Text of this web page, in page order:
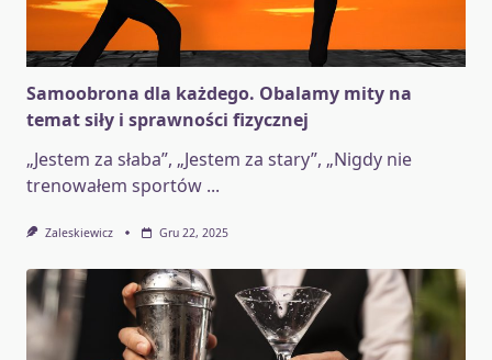
Samoobrona dla każdego. Obalamy mity na
temat siły i sprawności fizycznej
„Jestem za słaba”, „Jestem za stary”, „Nigdy nie
trenowałem sportów ...
Zaleskiewicz Gru 22, 2025